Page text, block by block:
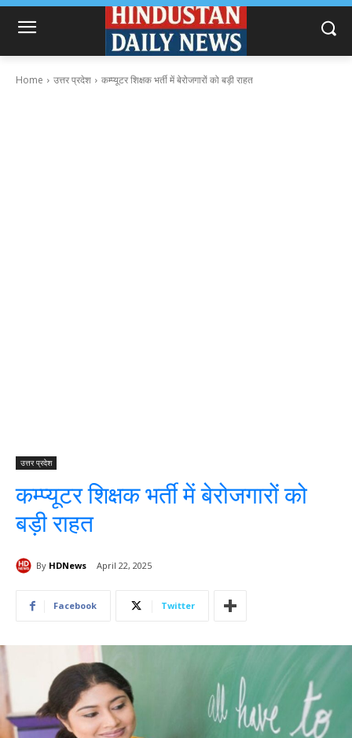
Home उत्तर प्रदेश कम्प्यूटर शिक्षक भर्ती में बेरोजगारों को बड़ी राहत
उत्तर प्रदेश
कम्प्यूटर शिक्षक भर्ती में बेरोजगारों को
बड़ी राहत
By HDNews April 22, 2025
Facebook Twitter